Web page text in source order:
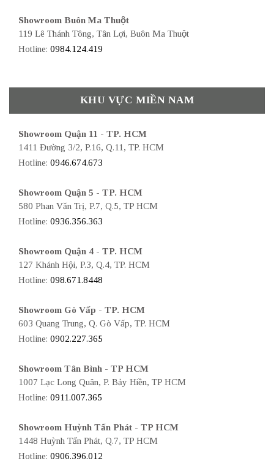
Showroom Buôn Ma Thuột
119 Lê Thánh Tông, Tân Lợi, Buôn Ma Thuột
Hotline: 0984.124.419
KHU VỰC MIỀN NAM
Showroom Quận 11 - TP. HCM
1411 Đường 3/2, P.16, Q.11, TP. HCM
Hotline: 0946.674.673
Showroom Quận 5 - TP. HCM
580 Phan Văn Trị, P.7, Q.5, TP HCM
Hotline: 0936.356.363
Showroom Quận 4 - TP. HCM
127 Khánh Hội, P.3, Q.4, TP. HCM
Hotline: 098.671.8448
Showroom Gò Vấp - TP. HCM
603 Quang Trung, Q. Gò Vấp, TP. HCM
Hotline: 0902.227.365
Showroom Tân Bình - TP HCM
1007 Lạc Long Quân, P. Bảy Hiền, TP HCM
Hotline: 0911.007.365
Showroom Huỳnh Tấn Phát - TP HCM
1448 Huỳnh Tấn Phát, Q.7, TP HCM
Hotline: 0906.396.012